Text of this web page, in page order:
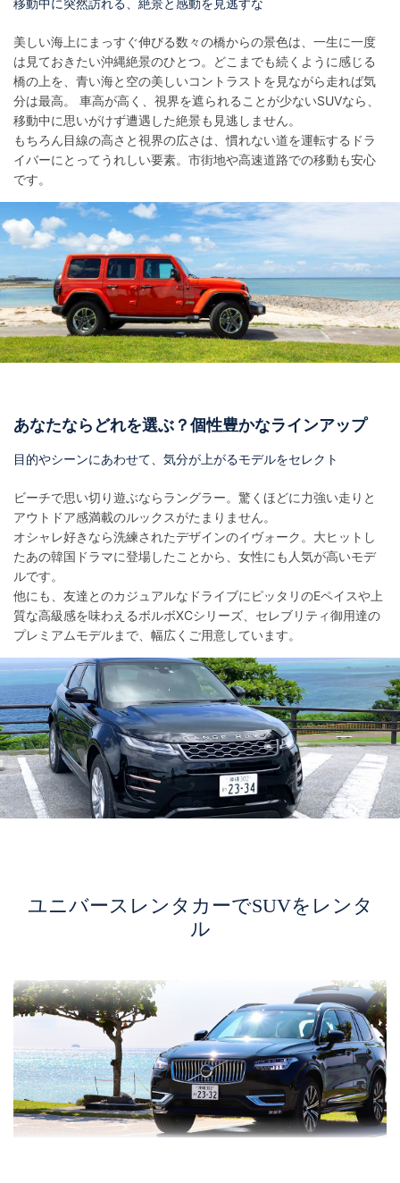
美しい海上にまっすぐ伸びる数々の橋からの景色は、一生に一度
は見ておきたい沖縄絶景のひとつ。どこまでも続くように感じる
橋の上を、青い海と空の美しいコントラストを見ながら走れば気
分は最高。 車高が高く、視界を遮られることが少ないSUVなら、
移動中に思いがけず遭遇した絶景も見逃しません。
もちろん目線の高さと視界の広さは、慣れない道を運転するドラ
イバーにとってうれしい要素。市街地や高速道路での移動も安心
です。
あなたならどれを選ぶ？個性豊かなラインアップ
目的やシーンにあわせて、気分が上がるモデルをセレクト
ビーチで思い切り遊ぶならラングラー。驚くほどに力強い走りと
アウトドア感満載のルックスがたまりません。
オシャレ好きなら洗練されたデザインのイヴォーク。大ヒットし
たあの韓国ドラマに登場したことから、女性にも人気が高いモデ
ルです。
他にも、友達とのカジュアルなドライブにピッタリのEペイスや上
質な高級感を味わえるボルボXCシリーズ、セレブリティ御用達の
プレミアムモデルまで、幅広くご用意しています。
ユニバースレンタカーでSUVをレンタ
ル